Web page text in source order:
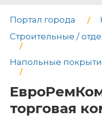
Портал города
Строительные /
Напольные
торговая